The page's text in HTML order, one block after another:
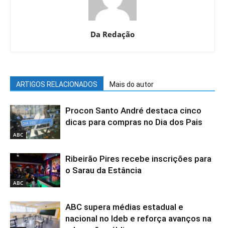
Da Redação
ARTIGOS RELACIONADOS Mais do autor
ABC
Procon Santo André destaca cinco
dicas para compras no Dia dos Pais
ABC
Ribeirão Pires recebe inscrições para
o Sarau da Estância
ABC supera médias estadual e
nacional no Ideb e reforça avanços na